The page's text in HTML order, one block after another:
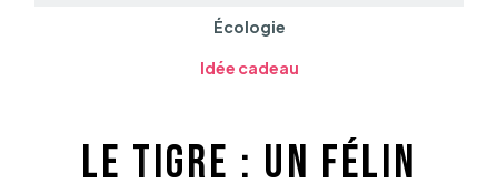
Écologie
Idée cadeau
Le tigre : un félin